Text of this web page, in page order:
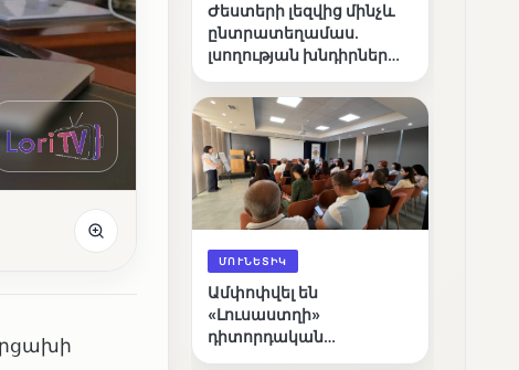
Ժեստերի լեզվից մինչև
ընտրատեղամաս.
լսողության խնդիրներ
ճանապարհը
ՄՈՒՆԵՏԻԿ
Ամփոփվել են
«Լուսաստղի»
դիտորդական